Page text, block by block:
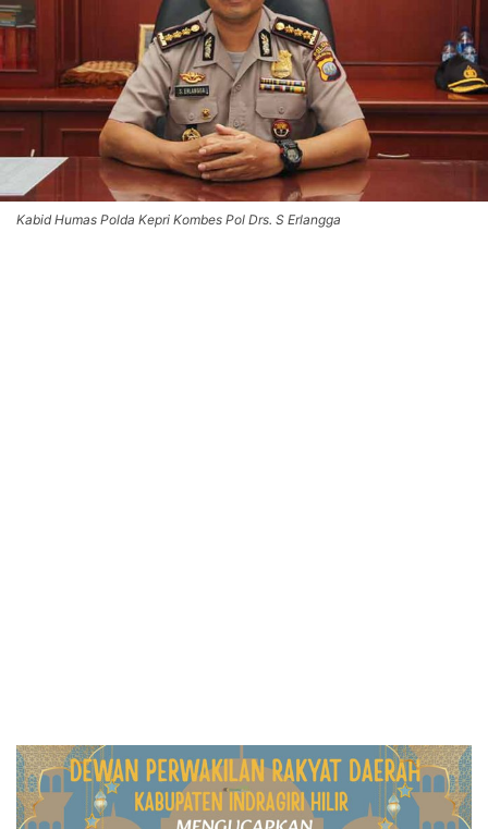
Kabid Humas Polda Kepri Kombes Pol Drs. S Erlangga